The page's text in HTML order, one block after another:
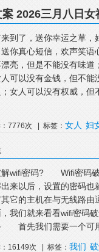
2026三月八日
到了，送你幸运之草
你真心短信，欢声笑
亮，但是不能没有味
可以没有金钱，但不
女人可以没有权威，
7776次 | 标签： 女人 妇
解wifi密码? Wifi密码破
来以后，设置的密码
它的主机在与无线路
我们就来看看wifi密
首先我们需要一个可
16149次 | 标签： 我们